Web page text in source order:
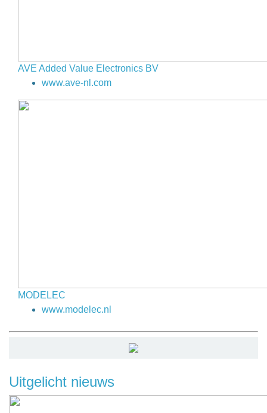
AVE Added Value Electronics BV
www.ave-nl.com
MODELEC
www.modelec.nl
Uitgelicht nieuws